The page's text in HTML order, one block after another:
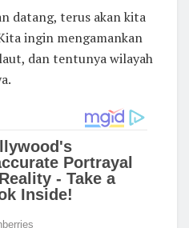
datang, terus akan kita
ingin mengamankan
dan tentunya wilayah